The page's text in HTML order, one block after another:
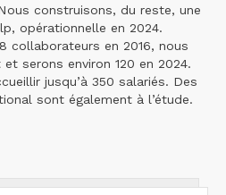
construisons, du reste, une
opérationnelle en 2024.
collaborateurs en 2016, nous
serons environ 120 en 2024.
jusqu’à 350 salariés. Des
sont également à l’étude.